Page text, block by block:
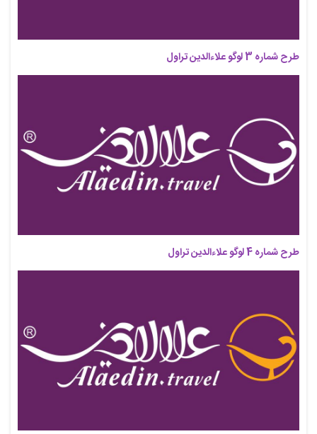
طرح شماره 3 لوگو علاءالدین تراول
طرح شماره 4 لوگو علاءالدین تراول